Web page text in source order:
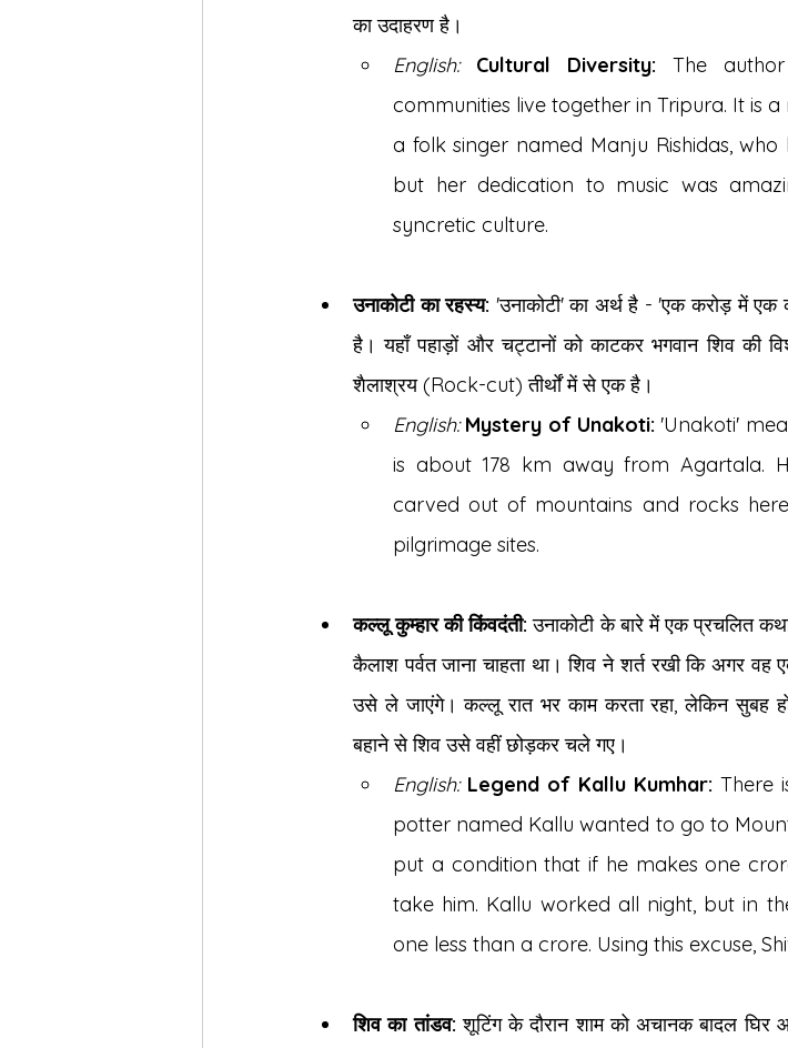
का उदाहरण है।
English:
Cultural Diversity: The
communities live together in Tripura. It is
a folk singer named Manju Rishidas,
but her dedication to music was
syncretic culture.
उनाकोटी का रहस्य: 'उनाकोटी' का अर्थ है - 'एक करोड़ में
है। यहाँ पहाड़ों और चट्टानों को काटकर भगवान शिव की
शैलाश्रय (Rock-cut) तीर्थों में से एक है।
English: Mystery of Unakoti: 'Unakoti'
is about 178 km away from Agartala.
carved out of mountains and rocks
pilgrimage sites.
कल्लू कुम्हार की किंवदंती: उनाकोटी के बारे में एक प्रचलित
कैलाश पर्वत जाना चाहता था। शिव ने शर्त रखी कि अगर वह
उसे ले जाएंगे। कल्लू रात भर काम करता रहा, लेकिन सुबह
बहाने से शिव उसे वहीं छोड़कर चले गए।
English: Legend of Kallu Kumhar: There
potter named Kallu wanted to go to
put a condition that if he makes one
take him. Kallu worked all night, but in
one less than a crore. Using this excuse,
शिव का तांडव: शूटिंग के दौरान शाम को अचानक बादल